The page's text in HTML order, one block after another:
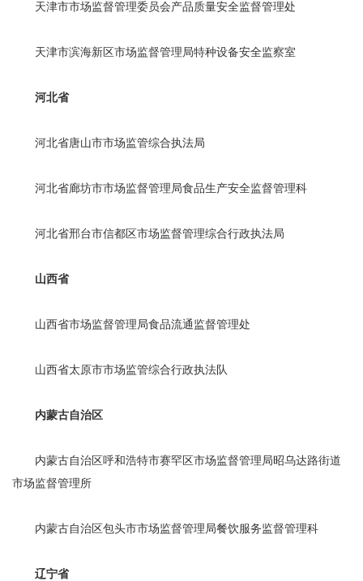
天津市市场监督管理委员会产品质量安全监督管理处
天津市滨海新区市场监督管理局特种设备安全监察室
河北省
河北省唐山市市场监管综合执法局
河北省廊坊市市场监督管理局食品生产安全监督管理科
河北省邢台市信都区市场监督管理综合行政执法局
山西省
山西省市场监督管理局食品流通监督管理处
山西省太原市市场监管综合行政执法队
内蒙古自治区
内蒙古自治区呼和浩特市赛罕区市场监督管理局昭乌达路街道
市场监督管理所
内蒙古自治区包头市市场监督管理局餐饮服务监督管理科
辽宁省